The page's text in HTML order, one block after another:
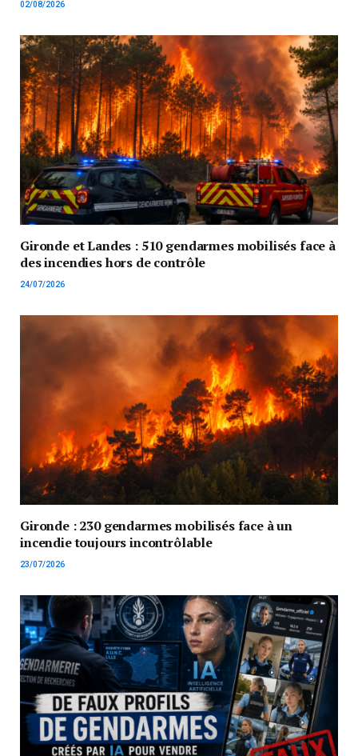
02/08/2026
Gironde et Landes : 510 gendarmes mobilisés face à
des incendies hors de contrôle
24/07/2026
Gironde : 230 gendarmes mobilisés face à un
incendie toujours incontrôlable
23/07/2026